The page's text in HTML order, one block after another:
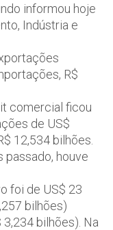
informou hoje
Indústria e
R$
comercial ficou
de US$
12,534 bilhões.
passado, houve
foi de US$ 23
bilhões)
bilhões). Na